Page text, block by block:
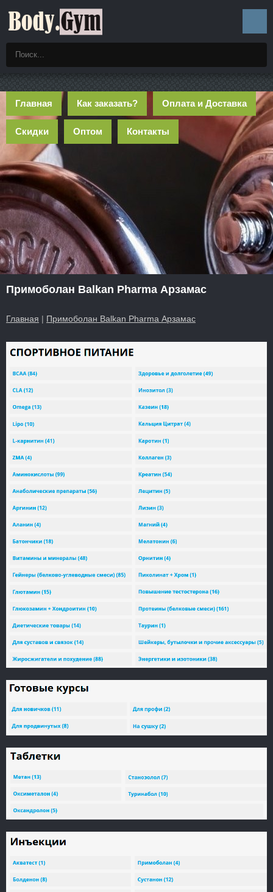
Главная Как заказать? Оплата и Доставка
Скидки Оптом Контакты
Примоболан Balkan Pharma Арзамас
Главная | Примоболан Balkan Pharma Арзамас